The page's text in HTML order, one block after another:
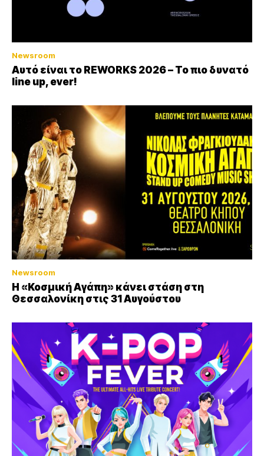
Newsroom
Αυτό είναι το REWORKS 2026 – Το πιο δυνατό
line up, ever!
Newsroom
Η «Κοσμική Αγάπη» κάνει στάση στη
Θεσσαλονίκη στις 31 Αυγούστου